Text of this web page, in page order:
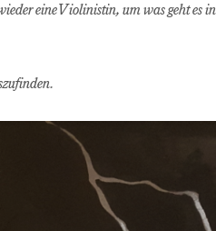
eine Violinistin, um was geht es in